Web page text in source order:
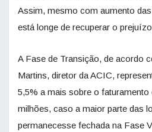
Assim, mesmo com aumento
está longe de recuperar o
A Fase de Transição, de acordo
Martins, diretor da ACIC,
5,5% a mais sobre o
milhões, caso a maior parte das
permanecesse fechada na Fase